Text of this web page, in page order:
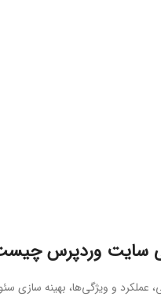
سایت وردپرس
و ویژگی‌ها، بهینه سازی